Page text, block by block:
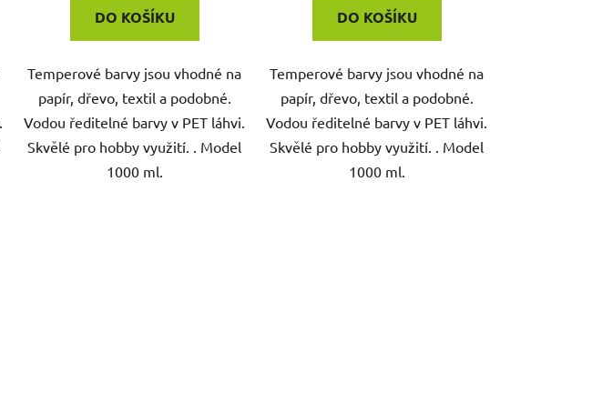
DO KOŠÍKU
Temperové barvy jsou vhodné na
papír, dřevo, textil a podobné.
Vodou ředitelné barvy v PET láhvi.
Skvělé pro hobby využití. . Model
1000 ml.
DO KOŠÍKU
Temperové barvy jsou vhodné na
papír, dřevo, textil a podobné.
Vodou ředitelné barvy v PET láhvi.
Skvělé pro hobby využití. . Model
1000 ml.